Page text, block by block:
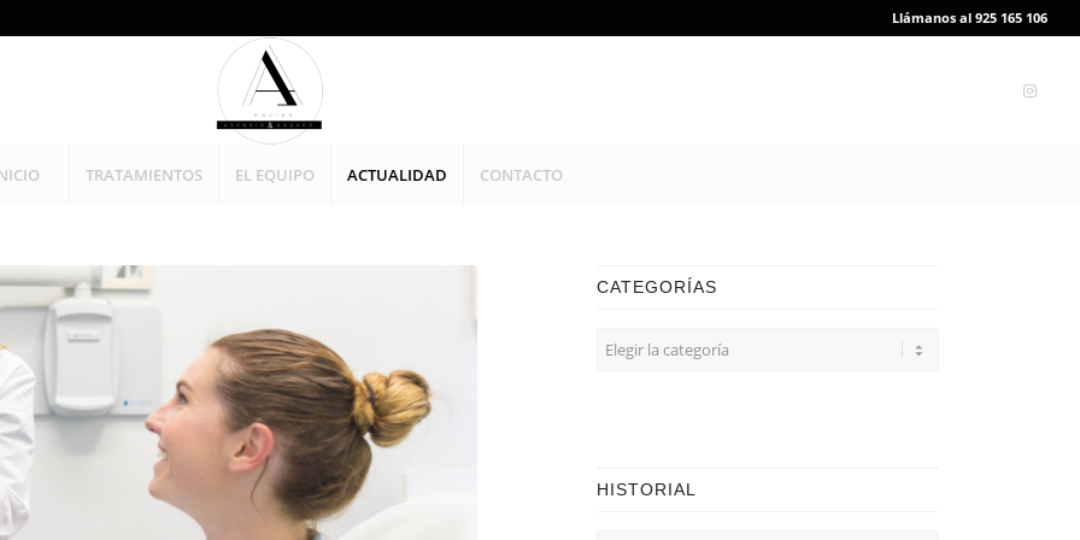
Llámanos al 925 165 106
TRATAMIENTOS EL EQUIPO ACTUALIDAD CONTACTO
CATEGORÍAS
CATEGORÍAS
HISTORIAL